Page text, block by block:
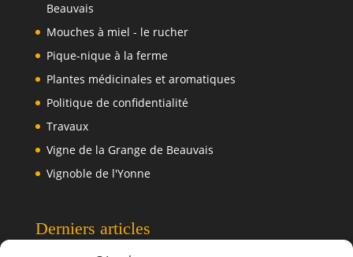
Beauvais
Mouches à miel - le rucher
Pique-nique à la ferme
Plantes médicinales et aromatiques
Politique de confidentialité
Travaux
Vigne de la Grange de Beauvais
Vignoble de l'Yonne
Derniers articles